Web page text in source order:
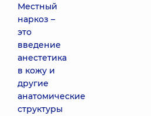
Местный
наркоз –
это
введение
анестетика
в кожу и
другие
анатомические
структуры